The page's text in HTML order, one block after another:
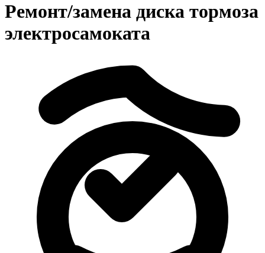
Ремонт/замена диска тормоза
электросамоката